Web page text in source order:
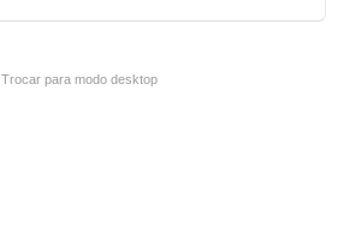
Trocar para modo desktop